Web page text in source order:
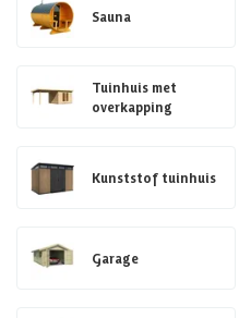
Sauna
Tuinhuis met
overkapping
Kunststof tuinhuis
Garage